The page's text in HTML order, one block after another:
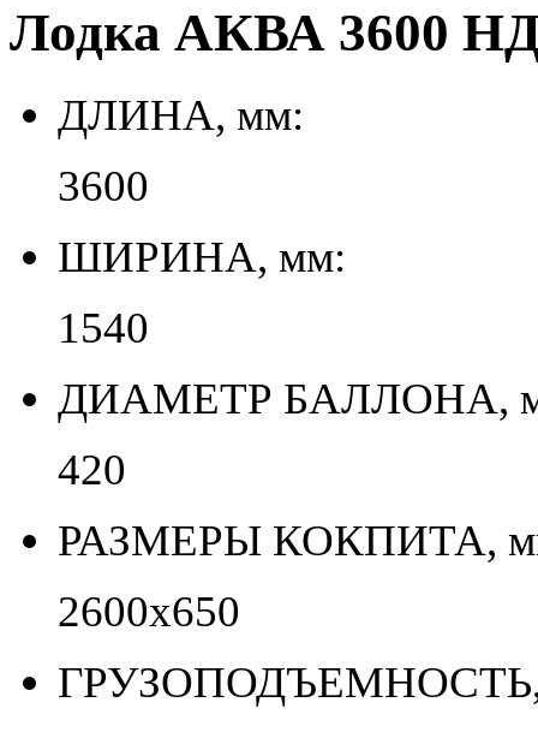
Лодка АКВА 3600
ДЛИНА, мм:
3600
ШИРИНА, мм:
1540
ДИАМЕТР БАЛЛОНА,
420
РАЗМЕРЫ КОКПИТА,
2600х650
ГРУЗОПОДЪЕМНОСТЬ,